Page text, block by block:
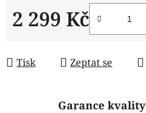
2 299 Kč
Tisk Zeptat se
Garance kvality